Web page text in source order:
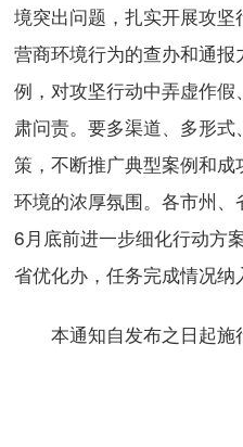
境突出问题，扎实开展攻
营商环境行为的查办和通
例，对攻坚行动中弄虚作
肃问责。要多渠道、多形
策，不断推广典型案例和
环境的浓厚氛围。各市州
6月底前进一步细化行动方
省优化办，任务完成情况纳
本通知自发布之日起施